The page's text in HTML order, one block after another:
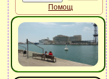
Помощ